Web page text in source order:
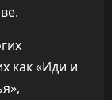
как «Иди и